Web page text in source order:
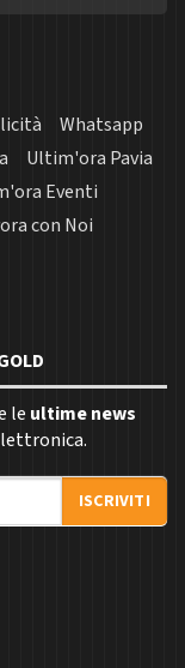
Whatsapp
Ultim'ora Pavia
Eventi
con Noi
le ultime news
ISCRIVITI